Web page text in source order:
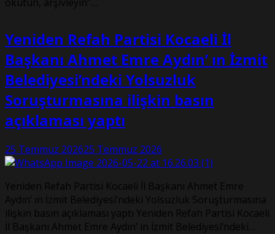
Yeniden Refah Partisi Kocaeli İl
Başkanı Ahmet Emre Aydın’ ın İzmit
Belediyesi’ndeki Yolsuzluk
Soruşturmasına ilişkin basın
açıklaması yaptı
25 Temmuz 202625 Temmuz 2026
Yeniden Refah Partisi Kocaeli İl Başkanı Ahmet Emre
Aydın’ ın İzmit Belediyesi’ndeki Yolsuzluk Soruşturmasına
ilişkin basın açıklaması yaptı Yeniden Refah Partisi Kocaeli
İl Başkanı Ahmet Emre Aydın’ ın İzmit Belediyesi’ndeki…